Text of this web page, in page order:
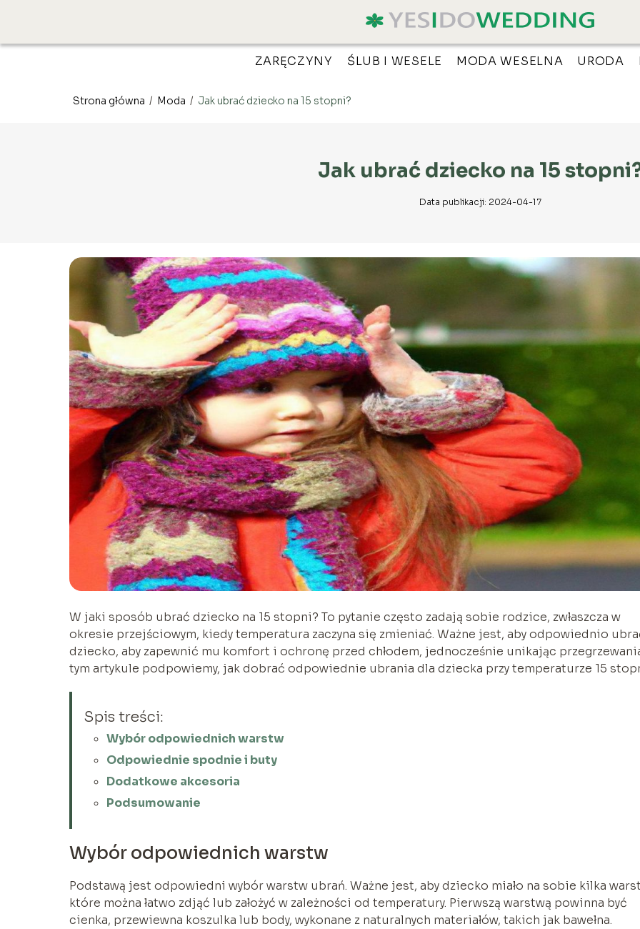
ZARĘCZYNY ŚLUB I WESELE MODA WESELNA URODA
Strona główna / Moda / Jak ubrać dziecko na 15 stopni?
Jak ubrać dziecko na 15
Data publikacji: 2024-04-17
W jaki sposób ubrać dziecko na 15 stopni? To pytanie często zadają sobie rodzice, zwłaszcza w
okresie przejściowym, kiedy temperatura zaczyna się zmieniać. Ważne jest, aby odpowiednio
dziecko, aby zapewnić mu komfort i ochronę przed chłodem, jednocześnie unikając
tym artykule podpowiemy, jak dobrać odpowiednie ubrania dla dziecka przy temperaturze 15
Spis treści:
Wybór odpowiednich warstw
Odpowiednie spodnie i buty
Dodatkowe akcesoria
Podsumowanie
Wybór odpowiednich warstw
Podstawą jest odpowiedni wybór warstw ubrań. Ważne jest, aby dziecko miało na sobie kilka
które można łatwo zdjąć lub założyć w zależności od temperatury. Pierwszą warstwą powinna być
cienka, przewiewna koszulka lub body, wykonane z naturalnych materiałów, takich jak bawełna.